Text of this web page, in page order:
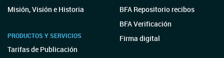
Misión, Visión e Historia
PRODUCTOS Y SERVICIOS
Tarifas de Publicación
BFA Repositorio recibos
BFA Verificación
Firma digital